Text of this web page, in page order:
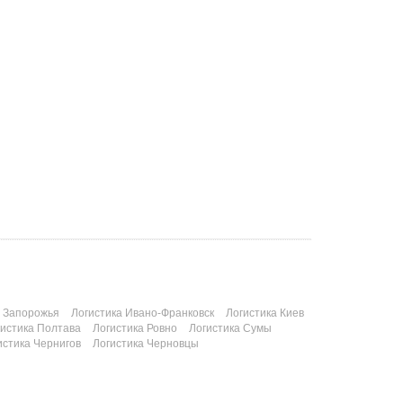
Запорожья Логистика Ивано-Франковск
Логистика Киев
Полтава
Логистика Ровно
Логистика Сумы
Чернигов
Логистика Черновцы